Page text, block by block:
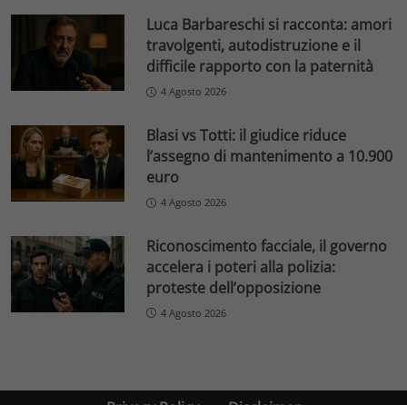
Luca Barbareschi si racconta: amori
travolgenti, autodistruzione e il
difficile rapporto con la paternità
4 Agosto 2026
Blasi vs Totti: il giudice riduce
l’assegno di mantenimento a 10.900
euro
4 Agosto 2026
Riconoscimento facciale, il governo
accelera i poteri alla polizia:
proteste dell’opposizione
4 Agosto 2026